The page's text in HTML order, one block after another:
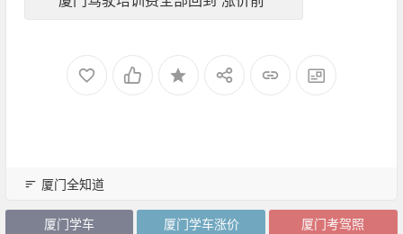
厦门全知道
厦门学车 厦门学车涨价 厦门考驾照